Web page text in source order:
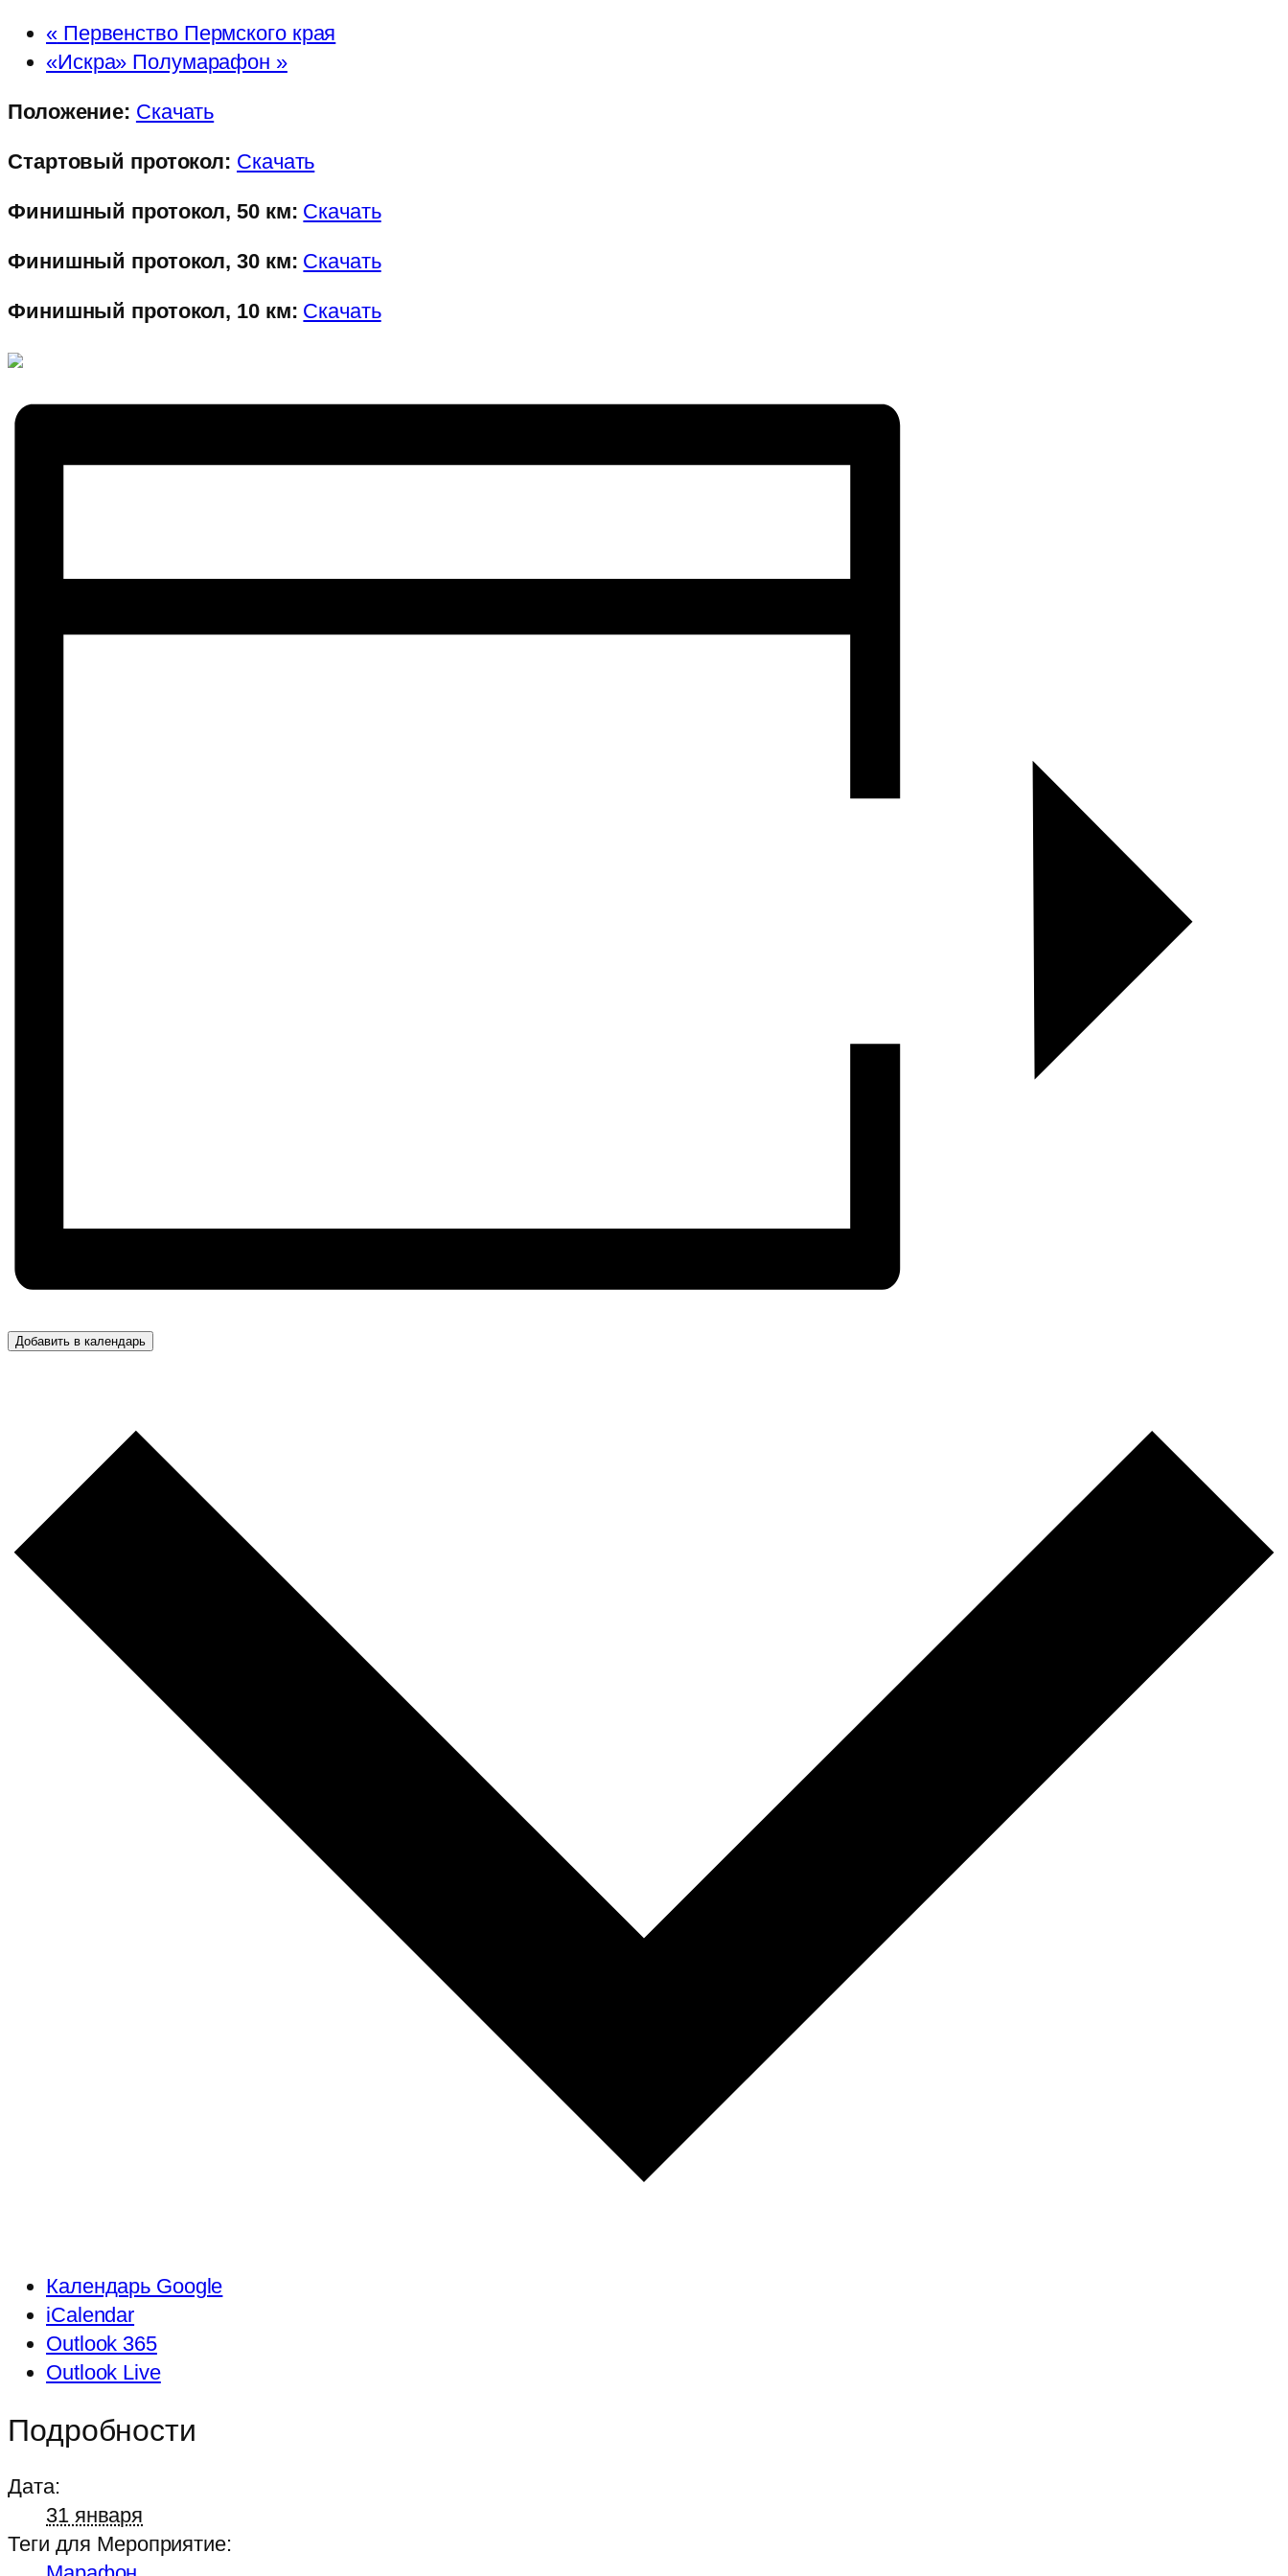
«Первенство Пермского края
«Искра» Полумарафон »
Положение: Скачать
Стартовый протокол: Скачать
Финишный протокол, 50 км: Скачать
Финишный протокол, 30 км: Скачать
Финишный протокол, 10 км: Скачать
Добавить в календарь
Календарь Google
iCalendar
Outlook 365
Outlook Live
Подробности
Дата:
31 января
Теги для Мероприятие: